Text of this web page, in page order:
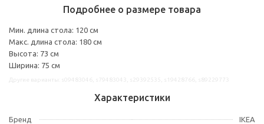
Подробнее о размере товара
Мин. длина стола: 120 см
Макс. длина стола: 180 см
Высота: 73 см
Ширина: 75 см
Характеристики
Бренд IKEA